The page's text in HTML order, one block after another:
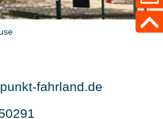
fahrland.de